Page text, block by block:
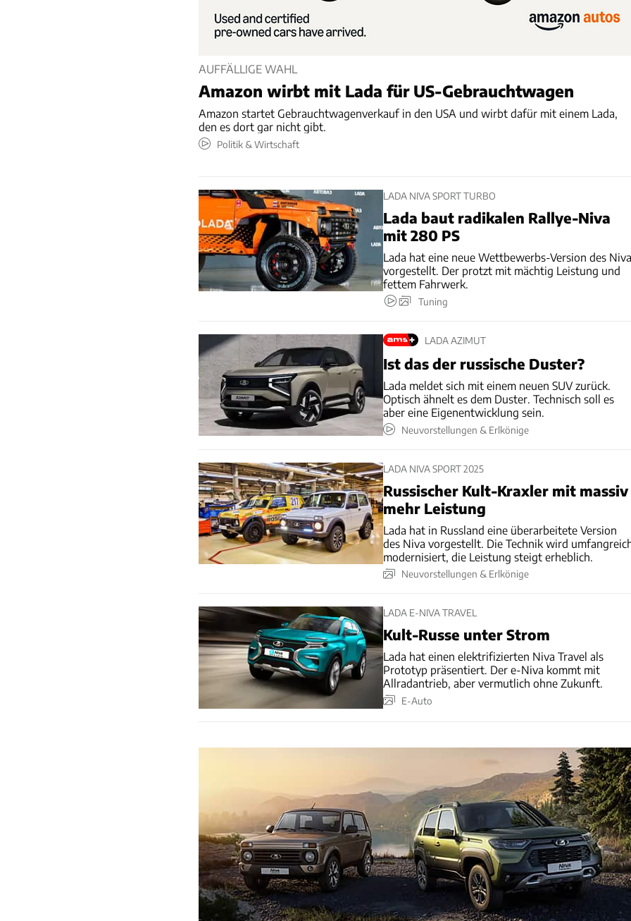
AUFFÄLLIGE WAHL
Amazon wirbt mit Lada für US-Gebrauchtwagen
Amazon startet Gebrauchtwagenverkauf in den USA und wirbt dafür mit einem Lada,
den es dort gar nicht gibt.
Politik & Wirtschaft
LADA NIVA SPORT TURBO
Lada baut radikalen Rallye-Niva
mit 280 PS
Lada hat eine neue Wettbewerbs-Version des Niva
vorgestellt. Der protzt mit mächtig Leistung und
fettem Fahrwerk.
Tuning
LADA AZIMUT
Ist das der russische Duster?
Lada meldet sich mit einem neuen SUV zurück.
Optisch ähnelt es dem Duster. Technisch soll es
aber eine Eigenentwicklung sein.
Neuvorstellungen & Erlkönige
LADA NIVA SPORT 2025
Russischer Kult-Kraxler mit massiv
mehr Leistung
Lada hat in Russland eine überarbeitete Version
des Niva vorgestellt. Die Technik wird
modernisiert, die Leistung steigt erheblich.
Neuvorstellungen & Erlkönige
LADA E-NIVA TRAVEL
Kult-Russe unter Strom
Lada hat einen elektrifizierten Niva Travel als
Prototyp präsentiert. Der e-Niva kommt mit
Allradantrieb, aber vermutlich ohne Zukunft.
E-Auto